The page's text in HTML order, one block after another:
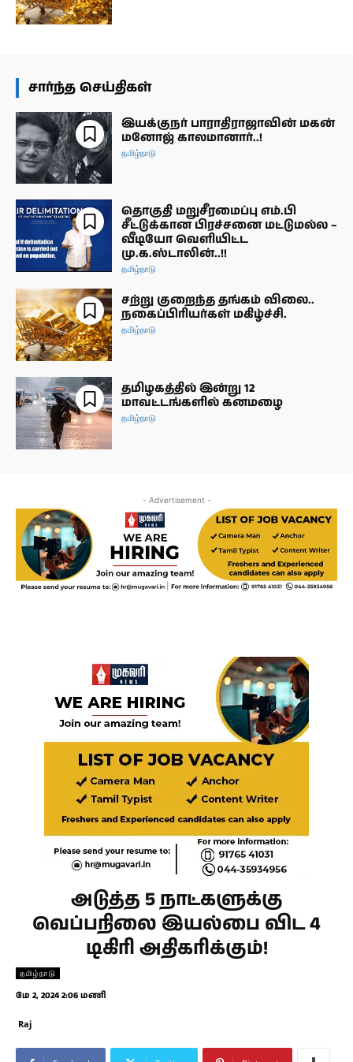
சார்ந்த செய்திகள்
இயக்குநர் பாராதிராஜாவின் மகன்
மனோஜ் காலமானார்..!
தமிழ்நாடு
தொகுதி மறுசீரமைப்பு எம்.பி
சீட்டுக்கான பிரச்சனை மட்டுமல்ல –
வீடியோ வெளியிட்ட
மு.க.ஸ்டாலின்..!!
தமிழ்நாடு
சற்று குறைந்த தங்கம் விலை..
நகைப்பிரியர்கள் மகிழ்ச்சி.
தமிழ்நாடு
தமிழகத்தில் இன்று 12
மாவட்டங்களில் கனமழை
தமிழ்நாடு
- Advertisement -